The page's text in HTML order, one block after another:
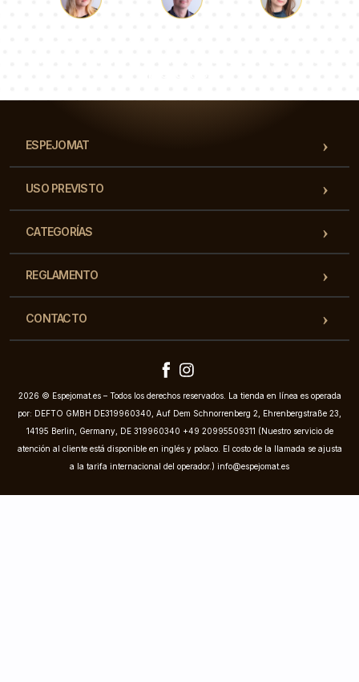
ESPEJOMAT
USO PREVISTO
CATEGORÍAS
REGLAMENTO
CONTACTO
2026 © Espejomat.es – Todos los derechos reservados. La tienda en línea es operada
por: DEFTO GMBH DE319960340, Auf Dem Schnorrenberg 2, Ehrenbergstraße 23,
14195 Berlin, Germany, DE 319960340 +49 20995509311 (Nuestro servicio de
atención al cliente está disponible en inglés y polaco. El costo de la llamada se ajusta
a la tarifa internacional del operador.) info@espejomat.es